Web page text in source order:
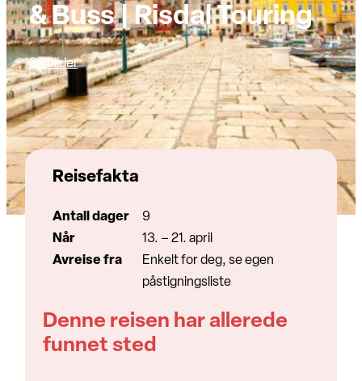
& Buss | Risdal Touring
Se bilder
Reisefakta
Antall dager
9
Når
13. – 21. april
Avreise fra
Enkelt for deg, se egen
påstigningsliste
Denne reisen har allerede
funnet sted